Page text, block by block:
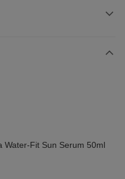
Water-Fit Sun Serum 50ml